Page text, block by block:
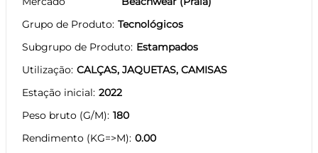
Grupo de Produto Tecnológicos
Subgrupo de Produto Estampados
Utilização CALÇAS, JAQUETAS, CAMISAS
Estação inicial 2022
Peso bruto (G/M) 180
Rendimento (KG=>M) 0.00